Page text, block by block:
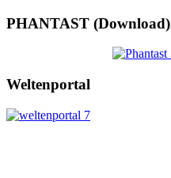
PHANTAST (Download)
Weltenportal